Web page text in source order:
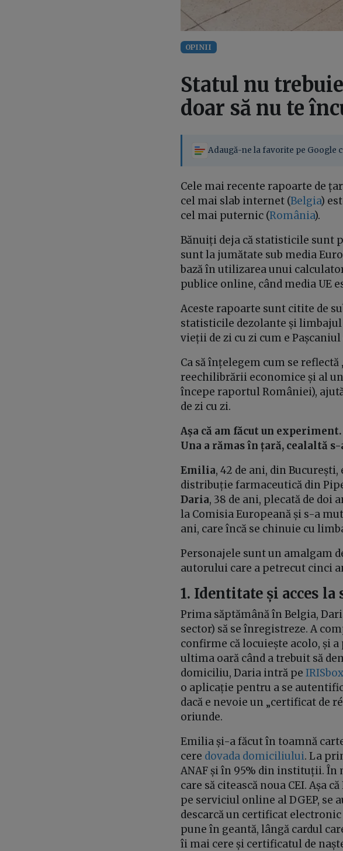
OPINII
Statul nu
doar să nu te
Adaugă-ne la favorite pe Google
Cele mai recente rapoarte de
cel mai slab internet (Belgia)
cel mai puternic (România).
Bănuiți deja că statisticile sunt
sunt la jumătate sub media
bază în utilizarea unui
publice online, când media UE
Aceste rapoarte sunt citite de
statisticile dezolante și
vieții de zi cu zi cum e Pașcaniul
Ca să înțelegem cum se
reechilibrării economice și al
începe raportul României),
de zi cu zi.
Așa că am făcut un
Una a rămas în țară, cealaltă
Emilia, 42 de ani, din
distribuție farmaceutică din
Daria, 38 de ani, plecată de
la Comisia Europeană și s-a
ani, care încă se chinuie cu
Personajele sunt un amalgam
autorului care a petrecut cinci
1. Identitate și acces la
Prima săptămână în Belgia,
sector) să se înregistreze. A
confirme că locuiește acolo, și
ultima oară când a trebuit să
domiciliu, Daria intră pe IRISbox
o aplicație pentru a se
dacă e nevoie un „certificat de
oriunde.
Emilia și-a făcut în toamnă
cere dovada domiciliului. La
ANAF și în 95% din instituții.
care să citească noua CEI. Așa
pe serviciul online al DGEP,
descarcă un certificat
pune în geantă, lângă cardul
îi mai cere și certificatul de